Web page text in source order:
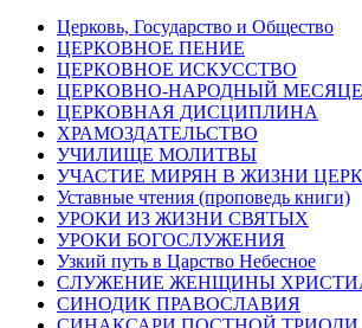
Церковь, Государство и Общество
ЦЕРКОВНОЕ ПЕНИЕ
ЦЕРКОВНОЕ ИСКУССТВО
ЦЕРКОВНО-НАРОДНЫЙ
ЦЕРКОВНАЯ ДИСЦИПЛИНА
ХРАМОЗДАТЕЛЬСТВО
УЧИЛИЩЕ МОЛИТВЫ
УЧАСТИЕ МИРЯН В ЖИЗНИ
Уставные чтения (проповедь книги)
УРОКИ ИЗ ЖИЗНИ СВЯТЫХ
УРОКИ БОГОСЛУЖЕНИЯ
Узкий путь в Царство Небесное
СЛУЖЕНИЕ ЖЕНЩИНЫ
СИНОДИК ПРАВОСЛАВИЯ